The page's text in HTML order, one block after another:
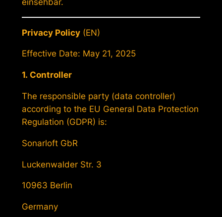
Privacy Policy(EN)
Effective Date: May 21, 2025
1. Controller
The responsible party (data controller)
according to the EU General Data Protection
Regulation (GDPR) is:
Sonarloft GbR
Luckenwalder Str. 3
10963 Berlin
Germany